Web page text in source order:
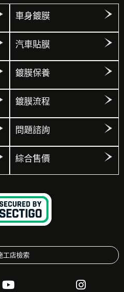
車身鍍膜
汽車貼膜
鍍膜保養
鍍膜流程
問題諮詢
綜合售價
工店檢索